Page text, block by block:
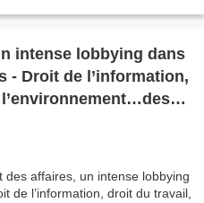
intense lobbying dans
- Droit de l’information,
(Martine Orange)